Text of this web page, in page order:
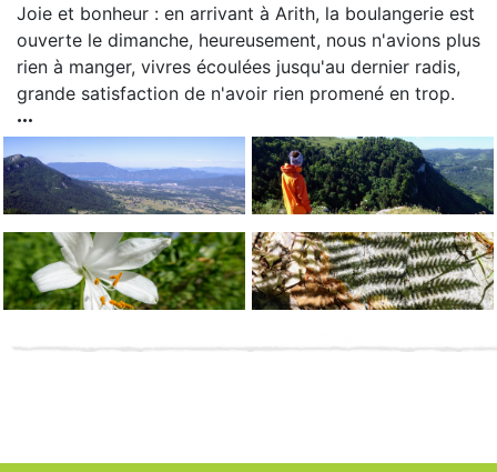
Joie et bonheur : en arrivant à Arith, la boulangerie est
ouverte le dimanche, heureusement, nous n'avions plus
rien à manger, vivres écoulées jusqu'au dernier radis,
grande satisfaction de n'avoir rien promené en trop.